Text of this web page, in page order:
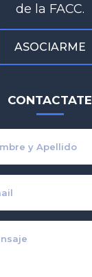
de la FACC.
ASOCIARME
CONTACTATE